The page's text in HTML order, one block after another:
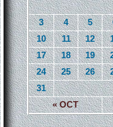
« OCT
3
4 5
10
11 12
17
18 19
24
25 26
31